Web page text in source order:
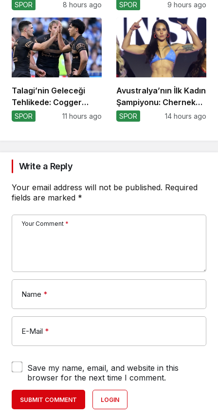
Formasını Tanıttı
SPOR 8 hours ago Dönüyor!
SPOR 9 hours ago
Talagi’nin Geleceği
Tehlikede: Cogger
Tercihi!
SPOR 11 hours ago
Avustralya’nın İlk Kadın
Şampiyonu: Cherneka
Johnson
SPOR 14 hours ago
Write a Reply
Your email address will not be published. Required
fields are marked *
Your Comment *
Name *
E-Mail *
Save my name, email, and website in this
browser for the next time I comment.
SUBMIT COMMENT LOGIN